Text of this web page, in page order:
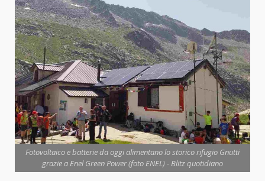
Fotovoltaico e batterie da oggi alimentano lo storico rifugio Gnutti
grazie a Enel Green Power (foto ENEL) - Blitz quotidiano